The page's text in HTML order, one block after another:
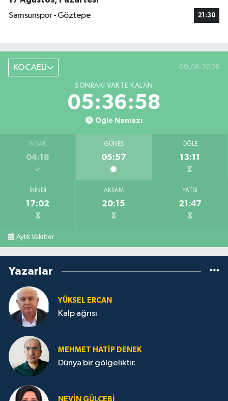
Samsunspor - Göztepe
21:30
KOCAELİ 09.08.2026
SONRAKI VAKTE KALAN
05:36:57
Öğle Namazı
İMSAK
04:18
GÜNEŞ
05:57
ÖĞLE
13:11
İKINDI
17:02
AKŞAM
20:15
YATSI
21:47
Aylık Vakitler
Yazarlar
YÜKSEL ERCAN
Kalp ağrısı
MEHMET HATİP DENEK
Dünya bir gölgeliktir.
NEVİN GÜLÇEBİ